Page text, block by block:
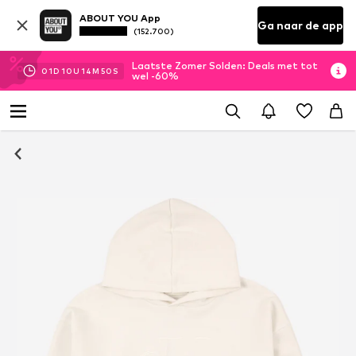
ABOUT YOU App
(152.700) Ga naar de app
01D 10U 14M 49 S
Laatste Zomer Solden: Deals met tot
wel -60%